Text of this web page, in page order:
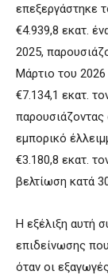
επεξεργάστηκε
€4.939,8 εκατ.
2025,
Μάρτιο του
€7.134,1 εκατ.
παρουσιάζοντας
εμπορικό
€3.180,8 εκατ.
βελτίωση κατά
Η εξέλιξη αυτή
επιδείνωσης
όταν οι